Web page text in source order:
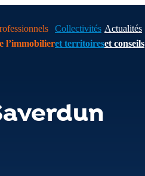
l’immobilier
Collectivités
et territoires
Actualités
et conseils